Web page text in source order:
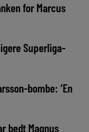
for Marcus
Superliga-
bombe: ‘En
bedt Magnus